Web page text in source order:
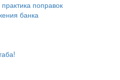
поправок
банка